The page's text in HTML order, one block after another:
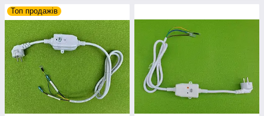
Топ продажів